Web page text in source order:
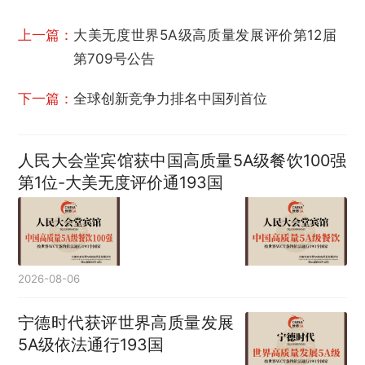
上一篇： 大美无度世界5A级高质量发展评价第12届
第709号公告
下一篇：全球创新竞争力排名中国列首位
人民大会堂宾馆获中国高质量5A级餐饮100强
第1位-大美无度评价通193国
2026-08-06
宁德时代获评世界高质量发展
5A级依法通行193国